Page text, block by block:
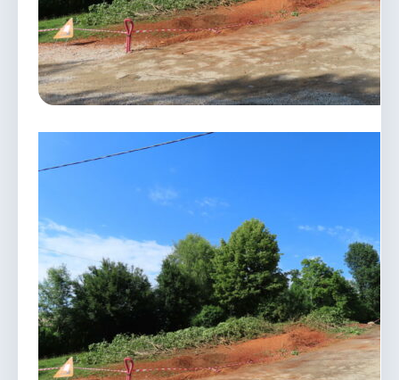
JEUDI 6 AOÛT 2026
Secrétariat ouvert
Lundi, mardi, jeudi, vendredi de 8h30 à 12h et
après-midi sur rendez-vous. Samedi sur rendez-
vous.
mairie@douvres.fr
140 Place de la Babillière, 01500 Douvres
publier une annonce